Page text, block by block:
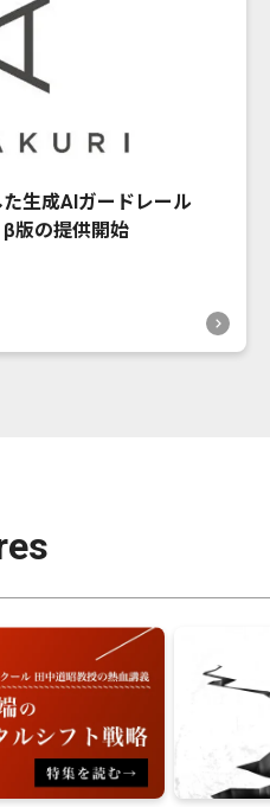
生成AIガードレール
β版の提供開始